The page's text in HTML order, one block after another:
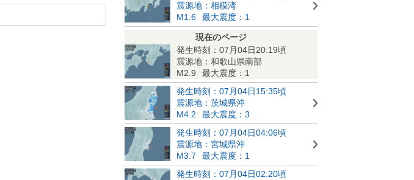
震源地：相模湾
M1.6
最大震度：1
現在のページ
発生時刻：07月04日20:19頃
震源地：和歌山県南部
M2.9
最大震度：1
発生時刻：07月04日15:35頃
震源地：茨城県沖
M4.2
最大震度：3
発生時刻：07月04日04:06頃
震源地：宮城県沖
M3.7
最大震度：1
発生時刻：07月04日02:20頃